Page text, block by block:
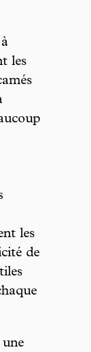
les
les
de